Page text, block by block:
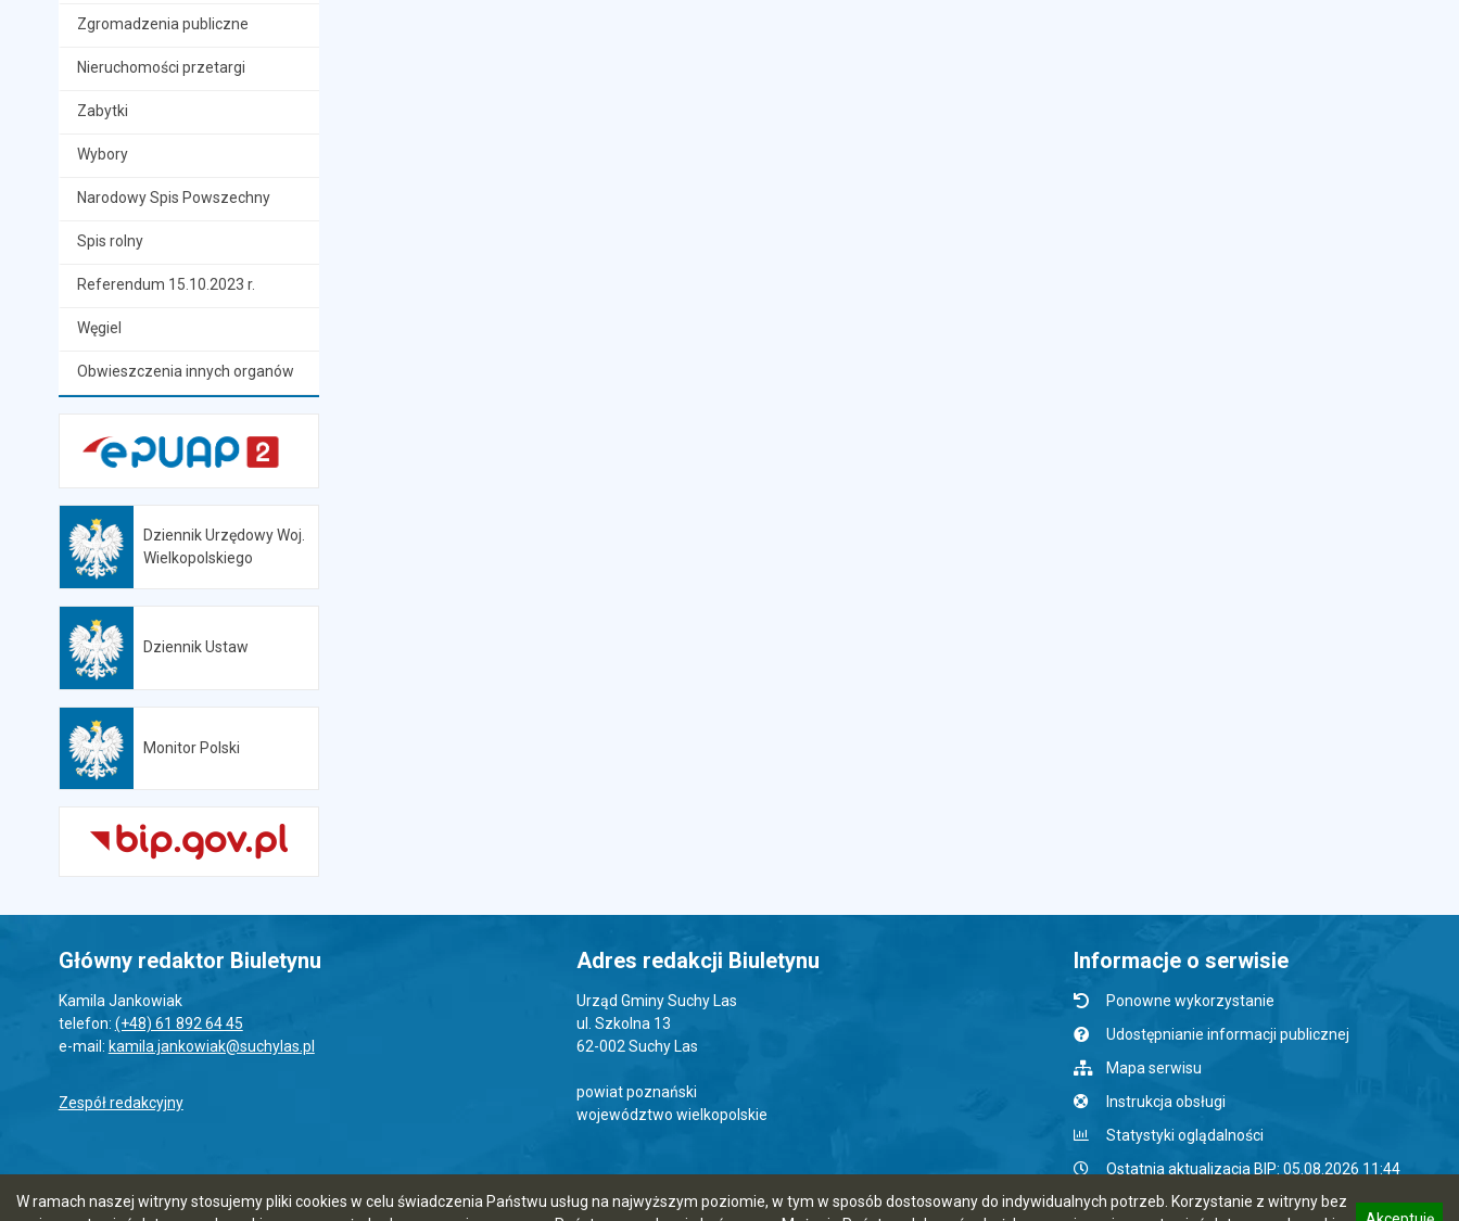
W ramach naszej witryny stosujemy pliki cookies w celu świadczenia Państwu usług na najwyższym poziomie, w tym w sposób dostosowany do indywidualnych potrzeb. Korzystanie z witryny bez
Zgromadzenia publiczne
Nieruchomości przetargi
Zabytki
Wybory
Narodowy Spis Powszechny
Spis rolny
Referendum 15.10.2023 r.
Węgiel
Obwieszczenia innych organów
Dziennik Urzędowy Woj.
Wielkopolskiego
Dziennik Ustaw
Monitor Polski
Główny redaktor Biuletynu
Kamila Jankowiak
telefon: (+48) 61 892 64 45
e-mail: kamila.jankowiak@suchylas.pl
Zespół redakcyjny
Adres redakcji Biuletynu
Urząd Gminy Suchy Las
ul. Szkolna 13
62-002 Suchy Las
powiat poznański
województwo wielkopolskie
Informacje o serwisie
Ponowne wykorzystanie
Udostępnianie informacji publicznej
Mapa serwisu
Instrukcja obsługi
Statystyki oglądalności
Ostatnia aktualizacja BIP: 05.08.2026 11:44